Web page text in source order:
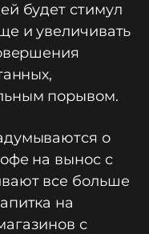
будет стимул
и увеличивать
порывом.
о
на вынос с
все больше
на
с